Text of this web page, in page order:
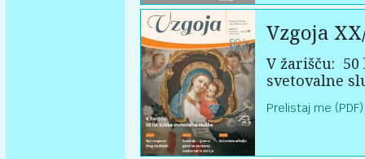
Vzgoja
V žarišču: 50
svetovalne
Prelistaj me (PDF)